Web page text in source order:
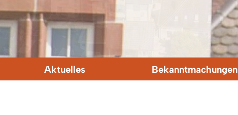
Aktuelles Bekanntmachungen